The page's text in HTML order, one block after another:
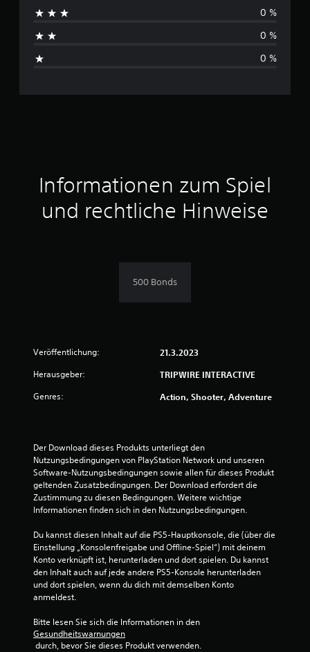
e
B
w
t
u
0 %
0 %
0 %
Informationen zum Spiel
und rechtliche Hinweise
500 Bonds
Veröffentlichung: 21.3.2023
Herausgeber: TRIPWIRE INTERACTIVE
Genres: Action, Shooter, Adventure
Der Download dieses Produkts unterliegt den
Nutzungsbedingungen von PlayStation Network und unseren
Software-Nutzungsbedingungen sowie allen für dieses Produkt
geltenden Zusatzbedingungen. Der Download erfordert die
Zustimmung zu diesen Bedingungen. Weitere wichtige
Informationen finden sich in den Nutzungsbedingungen.
Du kannst diesen Inhalt auf die PS5-Hauptkonsole, die (über die
Einstellung „Konsolenfreigabe und Offline-Spiel“) mit deinem
Konto verknüpft ist, herunterladen und dort spielen. Du kannst
den Inhalt auch auf jede andere PS5-Konsole herunterladen
und dort spielen, wenn du dich mit demselben Konto
anmeldest.
Bitte lesen Sie sich die Informationen in den
Gesundheitswarnungen
durch, bevor Sie dieses Produkt verwenden.